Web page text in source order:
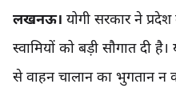
लखनऊ। योगी सरकार ने
स्वामियों को बड़ी सौगात दी
से वाहन चालान का भुगतान न